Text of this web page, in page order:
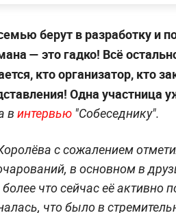
берут в разработку и
— это гадко! Всё
кто организатор, кто
Одна участница
в интервью "Собеседнику".
с сожалением
в основном в
более что сейчас её
что было в